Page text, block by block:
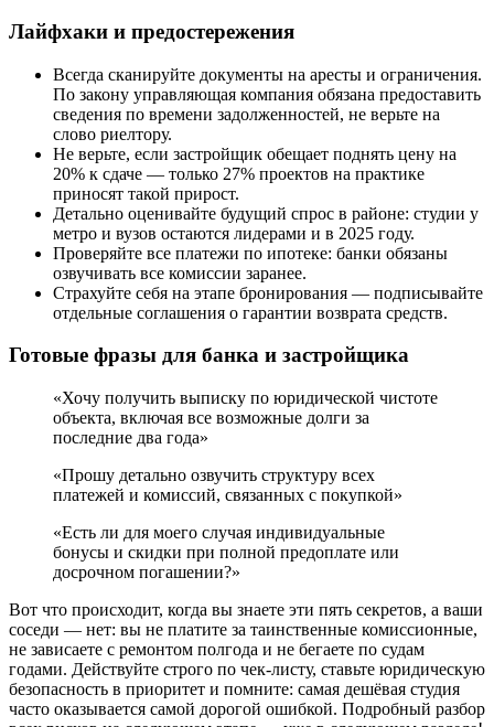
Лайфхаки и предостережения
Всегда сканируйте документы на аресты и ограничения.
По закону управляющая компания обязана предоставить
сведения по времени задолженностей, не верьте на
слово риелтору.
Не верьте, если застройщик обещает поднять цену на
20% к сдаче — только 27% проектов на практике
приносят такой прирост.
Детально оценивайте будущий спрос в районе: студии у
метро и вузов остаются лидерами и в 2025 году.
Проверяйте все платежи по ипотеке: банки обязаны
озвучивать все комиссии заранее.
Страхуйте себя на этапе бронирования — подписывайте
отдельные соглашения о гарантии возврата средств.
Готовые фразы для банка и застройщика
«Хочу получить выписку по юридической чистоте
объекта, включая все возможные долги за
последние два года»
«Прошу детально озвучить структуру всех
платежей и комиссий, связанных с покупкой»
«Есть ли для моего случая индивидуальные
бонусы и скидки при полной предоплате или
досрочном погашении?»
Вот что происходит, когда вы знаете эти пять секретов, а ваши
соседи — нет: вы не платите за таинственные комиссионные,
не зависаете с ремонтом полгода и не бегаете по судам
годами. Действуйте строго по чек-листу, ставьте юридическую
безопасность в приоритет и помните: самая дешёвая студия
часто оказывается самой дорогой ошибкой. Подробный разбор